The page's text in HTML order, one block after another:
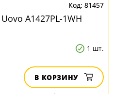
81457
A1427PL-1WH
1 шт.
В КОРЗИНУ